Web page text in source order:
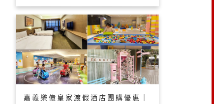
嘉義樂億皇家渡假酒店團購優惠｜